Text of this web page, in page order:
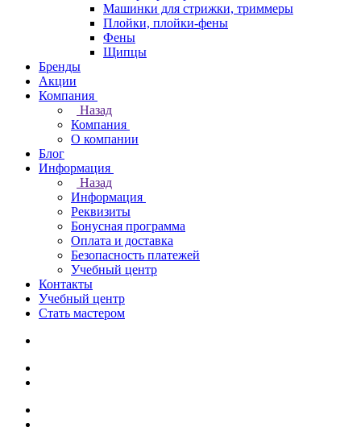
Машинки для стрижки, триммеры
Плойки, плойки-фены
Фены
Щипцы
Бренды
Акции
Компания
Назад
Компания
О компании
Блог
Информация
Назад
Информация
Реквизиты
Бонусная программа
Оплата и доставка
Безопасность платежей
Учебный центр
Контакты
Учебный центр
Стать мастером